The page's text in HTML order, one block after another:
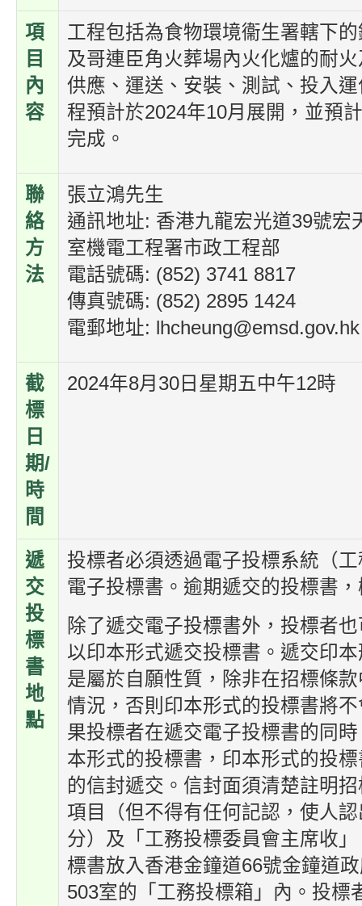
項
目
內
容
工程包括為食物環境衞生署轄下
及哥連臣角火葬場內火化爐的耐
供應、運送、安裝、測試、投入
程預計於2024年10月展開，並預
完成。
聯
絡
方
法
張立鴻先生
通訊地址: 香港九龍宏光道39號宏
室機電工程署市政工程部
電話號碼: (852) 3741 8817
傳真號碼: (852) 2895 1424
電郵地址: lhcheung@emsd.gov.hk
截
標
日
期/
時
間
2024年8月30日星期五中午12時
遞
交
投
標
書
地
點
投標者必須透過電子投標系統（
電子投標書。逾期遞交的投標書
除了遞交電子投標書外，投標者
以印本形式遞交投標書。遞交印
是屬於自願性質，除非在招標條
情況，否則印本形式的投標書將
果投標者在遞交電子投標書的同
本形式的投標書，印本形式的投
的信封遞交。信封面須清楚註明
項目（但不得有任何記認，使人
分）及「工務投標委員會主席收
標書放入香港金鐘道66號金鐘道
503室的「工務投標箱」內。投標